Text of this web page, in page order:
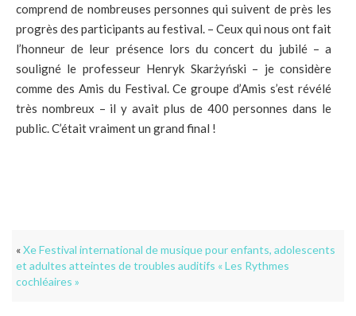
comprend de nombreuses personnes qui suivent de près les
progrès des participants au festival. – Ceux qui nous ont fait
l’honneur de leur présence lors du concert du jubilé – a
souligné le professeur Henryk Skarżyński – je considère
comme des Amis du Festival. Ce groupe d’Amis s’est révélé
très nombreux – il y avait plus de 400 personnes dans le
public. C’était vraiment un grand final !
«Xe Festival international de musique pour enfants, adolescents
et adultes atteintes de troubles auditifs « Les Rythmes
cochléaires »